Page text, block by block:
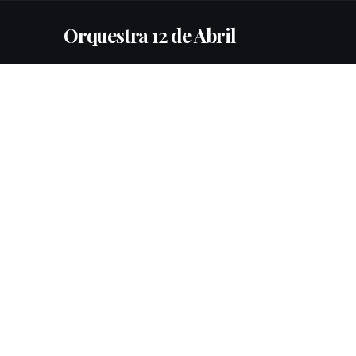
Orquestra 12 de Abril